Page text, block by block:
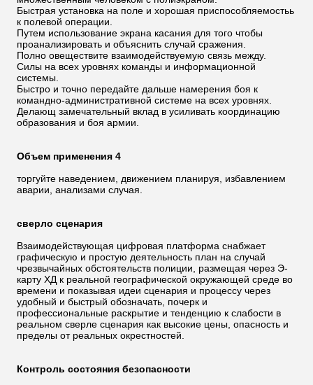
Быстрая установка на поле и хорошая приспособляемостьь
к полевой операции.
Путем использование экрана касания для того чтобы
проанализировать и объяснить случай сражения.
Полно овеществите взаимодействуемую связь между.
Силы на всех уровнях команды и информационной
системы.
Быстро и точно передайте дальше намерения боя к
командно-административной системе на всех уровнях.
Делающ замечательный вклад в усиливать координацию
образования и боя армии.
Объем применения 4
торгуйте наведением, движением планируя, избавлением
аварии, анализами случая.
сверло сценария
Взаимодействующая цифровая платформа снабжает
графическую и простую деятельность план на случай
чрезвычайных обстоятельств полиции, размещая через Э-
карту ХД к реальной географической окружающей среде во
времени и показывая идеи сценария и процессу через
удобный и быстрый обозначать, почерк и
профессиональные раскрытие и тенденцию к слабости в
реальном сверле сценария как высокие цены, опасность и
пределы от реальных окрестностей.
Контроль состояния безопасности